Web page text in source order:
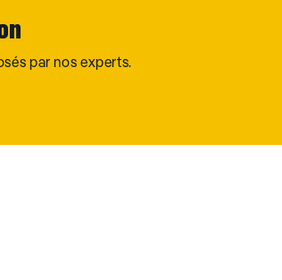
par nos experts.